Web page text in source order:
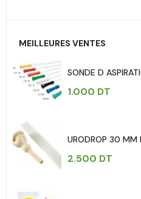
MEILLEURES VENTES
SONDE D
1.000 DT
URODROP 30 MM
2.500 DT